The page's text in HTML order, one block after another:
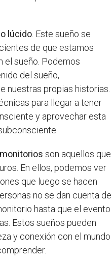
lúcido . Este sueño se
de que estamos
el sueño. Podemos
del sueño,
nuestras propias historias.
para llegar a tener
y aprovechar esta
son aquellos que
En ellos, podemos ver
que luego se hacen
no se dan cuenta de
hasta que el evento
Estos sueños pueden
y conexión con el mundo